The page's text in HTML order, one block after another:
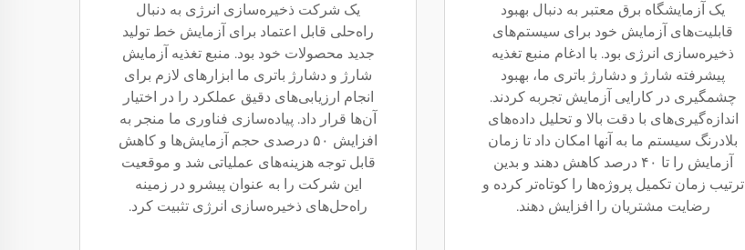
یک آزمایشگاه برق معتبر به دنبال بهبود
قابلیت‌های آزمایش خود برای سیستم‌های
ذخیره‌سازی انرژی بود. با ادغام منبع تغذیه
پیشرفته شارژ و دشارژ باتری ما، بهبود
چشمگیری در کارایی آزمایش تجربه کردند.
اندازه‌گیری‌های با دقت بالا و تحلیل داده‌های
بلادرنگ سیستم ما به آنها امکان داد تا زمان
آزمایش را تا ۴۰ درصد کاهش دهند و بدین
ترتیب زمان تکمیل پروژه‌ها را کوتاه‌تر کرده و
رضایت مشتریان را افزایش دهند.
یک شرکت ذخیره‌سازی انرژی به دنبال
راه‌حلی قابل اعتماد برای آزمایش خط تولید
جدید محصولات خود بود. منبع تغذیه آزمایش
شارژ و دشارژ باتری ما ابزارهای لازم برای
انجام ارزیابی‌های دقیق عملکرد را در اختیار
آن‌ها قرار داد. پیاده‌سازی فناوری ما منجر به
افزایش ۵۰ درصدی حجم آزمایش‌ها و کاهش
قابل توجه هزینه‌های عملیاتی شد و موقعیت
این شرکت را به عنوان پیشرو در زمینه
راه‌حل‌های ذخیره‌سازی انرژی تثبیت کرد.